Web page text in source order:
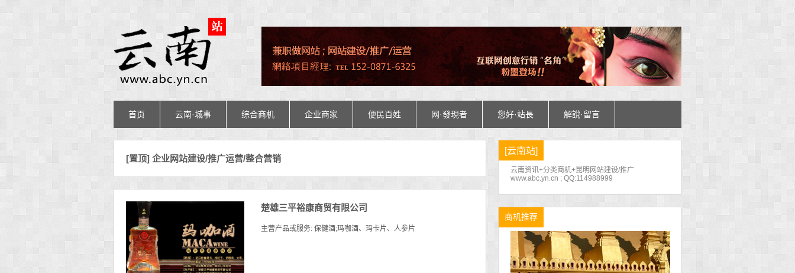
首页 云南·城事 综合商机 企业商家 便民百姓 网·發現者 您好·站長 解說·留言
[置顶] 企业网站建设/推广运营/整合营销
楚雄三平裕康商贸有限公司
主营产品或服务: 保健酒;玛咖酒、玛卡片、人参片
[云南站]
云南资讯+分类商机+昆明网站建设/推广
www.abc.yn.cn ; QQ:114988999
商机推荐